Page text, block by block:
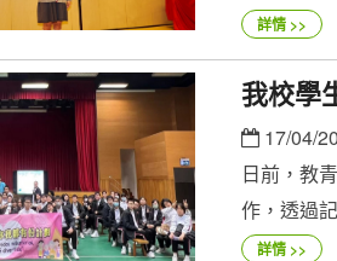
詳情 >>
我校學
17/04/
日前，教
作，透過
詳情 >>